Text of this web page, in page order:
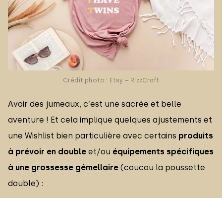
Crédit photo : Etsy – RizzCraft
Avoir des jumeaux, c’est une sacrée et belle
aventure ! Et cela implique quelques ajustements et
une Wishlist bien particulière avec certains produits
à prévoir en double et/ou équipements spécifiques
à une grossesse gémellaire (coucou la poussette
double) :